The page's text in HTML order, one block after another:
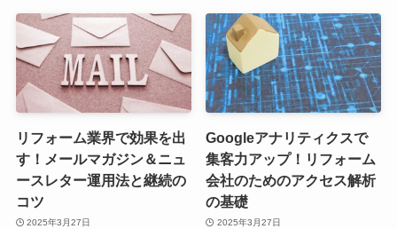
リフォーム業界で効果を出
す！メールマガジン＆ニュ
ースレター運用法と継続の
コツ
2025年3月27日
Googleアナリティクスで
集客力アップ！リフォーム
会社のためのアクセス解析
の基礎
2025年3月27日